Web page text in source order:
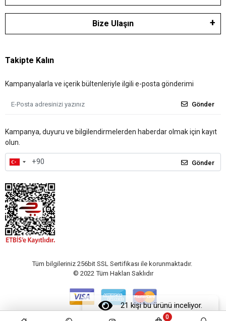
21 kişi bu ürünü inceliyor.
Bize Ulaşın
Takipte Kalın
Kampanyalarla ve içerik bültenleriyle ilgili e-posta gönderimi
Gönder
Kampanya, duyuru ve bilgilendirmelerden haberdar olmak için kayıt
olun.
Gönder
Tüm bilgileriniz 256bit SSL Sertifikası ile korunmaktadır.
© 2022 Tüm Hakları Saklıdır
0